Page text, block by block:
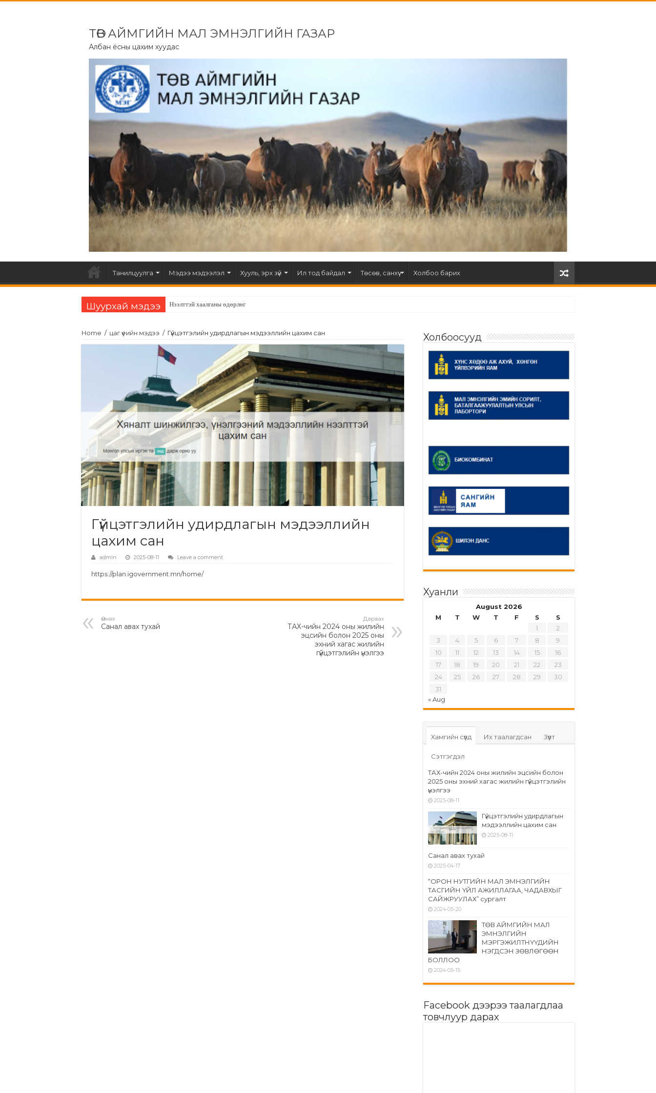
ТӨВ АЙМГИЙН МАЛ ЭМНЭЛГИЙН ГАЗАР
Албан ёсны цахим хуудас
Танилцуулга Мэдээ мэдээлэл Хууль, эрх зүй Ил тод байдал Төсөв, санхүү Холбоо барих
Шуурхай мэдээ Нээлттэй хаалганы өдөрлөг
Home / цаг үеийн мэдээ / Гүйцэтгэлийн удирдлагын мэдээллийн цахим сан
Гүйцэтгэлийн удирдлагын мэдээллийн
цахим сан
admin 2025-08-11 Leave a comment
https://plan.igovernment.mn/home/
Өмнөх
Санал авах тухай
Дараах
ТАХ-чийн 2024 оны жилийн
эцсийн болон 2025 оны
эхний хагас жилийн
гүйцэтгэлийн үнэлгээ
Холбоосууд
Хуанли
August 2026
M
T W T F S
S
1
2
3
4 5 6 7 8
9
10
11 12 13 14 15
16
17
18 19 20 21 22
23
24
25 26 27 28 29
30
31
« Aug
Хамгийн сүүлд Их таалагдсан Зүүлт
Сэтгэгдэл
ТАХ-чийн 2024 оны жилийн эцсийн болон
2025 оны эхний хагас жилийн гүйцэтгэлийн
үнэлгээ
2025-08-11
Гүйцэтгэлийн удирдлагын
мэдээллийн цахим сан
2025-08-11
Санал авах тухай
2025-04-17
“ОРОН НУТГИЙН МАЛ ЭМНЭЛГИЙН
ТАСГИЙН ҮЙЛ АЖИЛЛАГАА, ЧАДАВХЫГ
САЙЖРУУЛАХ” сургалт
2024-05-20
ТӨВ АЙМГИЙН МАЛ
ЭМНЭЛГИЙН
МЭРГЭЖИЛТНҮҮДИЙН
НЭГДСЭН ЗӨВЛӨГӨӨН
БОЛЛОО
2024-05-15
Facebook дээрээ таалагдлаа
товчлуур дарах